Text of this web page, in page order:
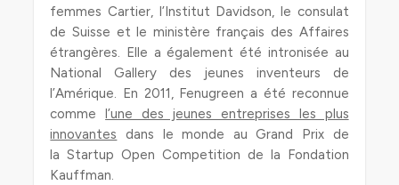
femmes Cartier, l’Institut Davidson, le consulat
de Suisse et le ministère français des Affaires
étrangères. Elle a également été intronisée au
National Gallery des jeunes inventeurs de
l’Amérique. En 2011, Fenugreen a été reconnue
commel’une des jeunes entreprises les plus
innovantes dans le monde au Grand Prix de
la Startup Open Competition de la Fondation
Kauffman.